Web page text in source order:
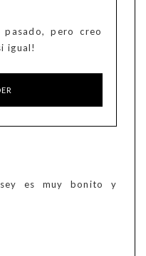
pero creo
igual!
es muy bonito y